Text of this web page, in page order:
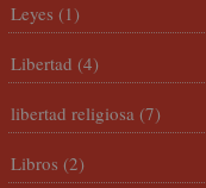
Leyes (1)
Libertad (4)
libertad religiosa (7)
Libros (2)